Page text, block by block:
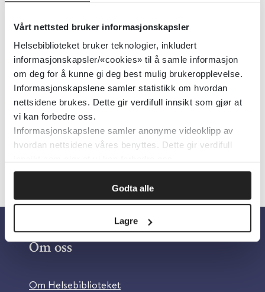
Vårt nettsted bruker informasjonskapsler
Helsebiblioteket bruker teknologier, inkludert
informasjonskapsler/«cookies» til å samle informasjon
om deg for å kunne gi deg best mulig brukeropplevelse.
Informasjonskapslene samler statistikk om hvordan
nettsidene brukes. Dette gir verdifull innsikt som gjør at
vi kan forbedre oss.
Informasjonskapslene samler anonyme videoklipp av
hvordan nettsidene våres benyttes. Dette gir verdifull
Godta alle
Lagre
Tema:Psykisk helse, Kropp og sinn
Emner:Symptomer
Dokumenttype:Verktøy
Utgiver:Oslo Universitetssykehus
Språk:Norsk
Om oss
Om Helsebiblioteket